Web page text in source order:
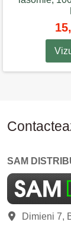
SAM
Dimieni 7,